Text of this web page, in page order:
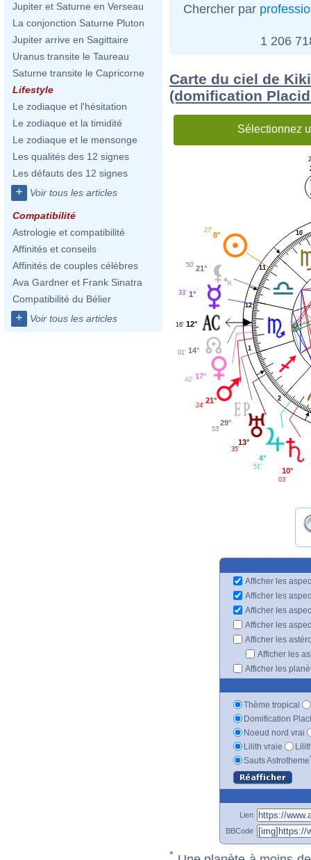
Jupiter et Saturne en Verseau
La conjonction Saturne Pluton
Jupiter arrive en Sagittaire
Uranus transite le Taureau
Saturne transite le Capricorne
Lifestyle
Le zodiaque et l'hésitation
Le zodiaque et la timidité
Le zodiaque et le mensonge
Les qualités des 12 signes
Les défauts des 12 signes
+ Voir tous les articles
Compatibilité
Astrologie et compatibilité
Affinités et conseils
Affinités de couples célèbres
Ava Gardner et Frank Sinatra
Compatibilité du Bélier
+ Voir tous les articles
Chercher par
1 206
Carte du ciel de
(domification
Sélectionnez
1
2
10
11
12
8°
27'
21°
50'
1°
33'
12°
16'
14°
01'
17°
42'
21°
24'
29°
53'
13°
35'
4°
51' 10°
03'
Afficher les
Afficher les
Afficher les
Afficher les
Afficher les
Afficher les
Afficher les
Thème tropical
Domification
Noeud nord vrai
Lilith vraie
Sauts Astrotheme
Lien
BBCode
*